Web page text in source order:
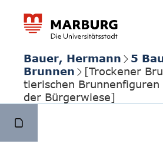
Bauer, Hermann 5
Brunnen
[Trockener
tierischen
der Bürgerwiese]